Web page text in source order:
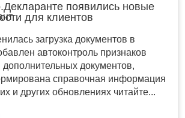
появились новые
для клиентов
загрузка документов в
автоконтроль признаков
дополнительных документов,
справочная информация
и других обновлениях читайте...